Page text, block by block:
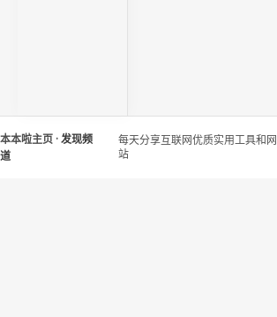
本本啦主页 · 发现频
道
每天分享互联网优质实用工具和网
站